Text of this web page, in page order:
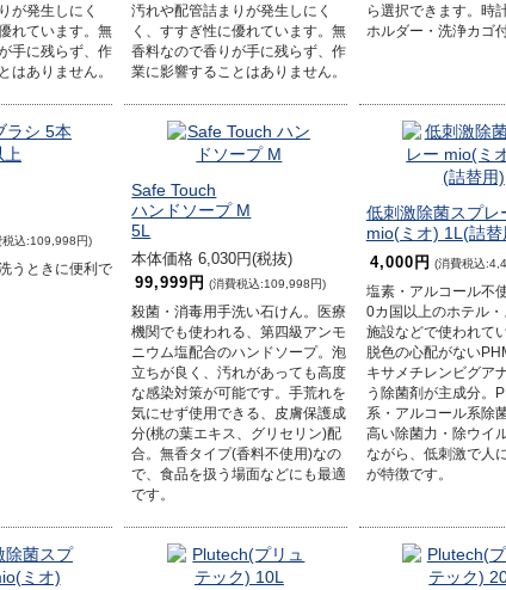
が発生しにく
れています。無
手に残らず、作
はありません。
汚れや配管詰まりが発生しにく
く、すすぎ性に優れています。無
香料なので香りが手に残らず、作
業に影響することはありません。
ら選択できます。時
ホルダー・洗浄カゴ付
税込:109,998円)
うときに便利で
Safe Touch
ハンドソープ M
5L
本体価格 6,030円(税抜)
99,999円 (消費税込:109,998円)
殺菌・消毒用手洗い石けん。医療
機関でも使われる、第四級アンモ
ニウム塩配合のハンドソープ。泡
立ちが良く、汚れがあっても高度
な感染対策が可能です。手荒れを
気にせず使用できる、皮膚保護成
分(桃の葉エキス、グリセリン)配
合。無香タイプ(香料不使用)なの
で、食品を扱う場面などにも最適
です。
低刺激除菌スプレ
mio(ミオ) 1L(詰替
4,000円 (消費税込
塩素・アルコール不
0カ国以上のホテル
施設などで使われて
脱色の心配がない
キサメチレンビグア
う除菌剤が主成分。
系・アルコール系除
高い除菌力・除ウイ
ながら、低刺激で人
が特徴です。